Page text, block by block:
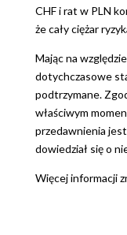
CHF i rat w PLN
że cały ciężar
Mając na
dotychczasowe
podtrzymane.
właściwym
przedawnienia
dowiedział się o
Więcej informacji